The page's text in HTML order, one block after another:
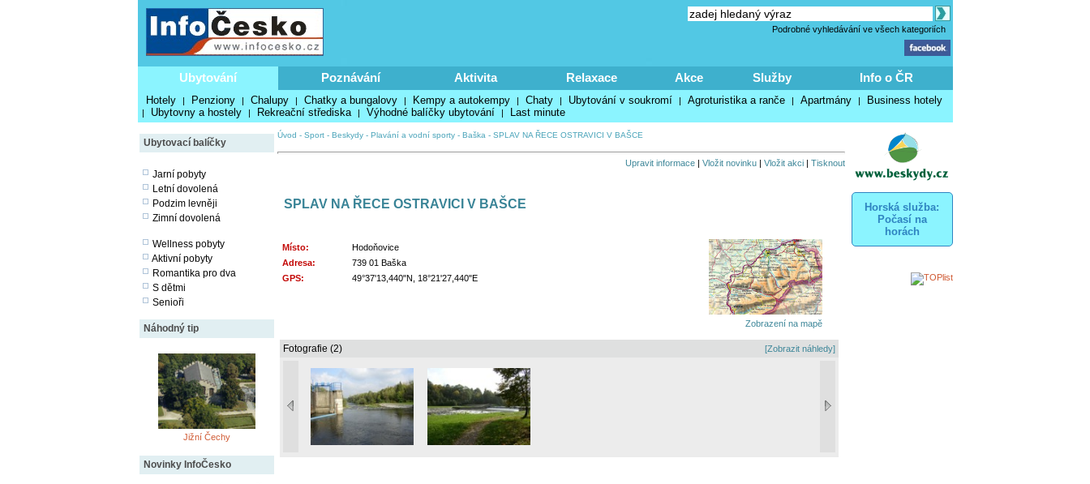
Podrobné vyhledávání ve všech kategoriích
Ubytování Poznávání Aktivita Relaxace Akce Služby Info o ČR
Hotely | Penziony | Chalupy | Chatky a bungalovy | Kempy a autokempy | Chaty | Ubytování v soukromí | Agroturistika a ranče | Apartmány | Business hotely
| Ubytovny a hostely | Rekreační střediska | Výhodné balíčky ubytování | Last minute
Ubytovací balíčky
Jarní pobyty
Letní dovolená
Podzim levněji
Zimní dovolená
Wellness pobyty
Aktivní pobyty
Romantika pro dva
S dětmi
Senioři
Náhodný tip
Jižní Čechy
Novinky InfoČesko
Úvod - Sport- Beskydy- Plavání a vodní sporty- Baška - SPLAV NA ŘECE OSTRAVICI V BAŠCE
Upravit informace| Vložit novinku| Vložit akci| Tisknout
SPLAV NA ŘECE OSTRAVICI V BAŠCE
Místo:
Hodoňovice
Adresa:
739 01 Baška
GPS:
49°37'13,440"N, 18°21'27,440"E
Zobrazení na mapě
Fotografie (2) [Zobrazit náhledy]
Horská služba:
Počasí na
horách